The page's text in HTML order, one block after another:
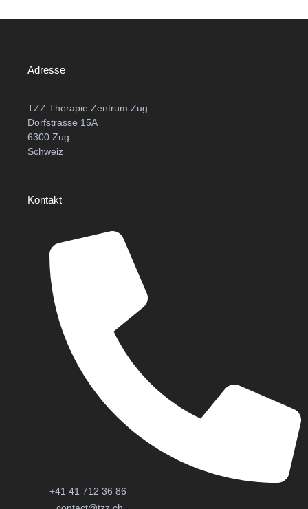
Adresse
TZZ Therapie Zentrum Zug
Dorfstrasse 15A
6300 Zug
Schweiz
Kontakt
+41 41 712 36 86